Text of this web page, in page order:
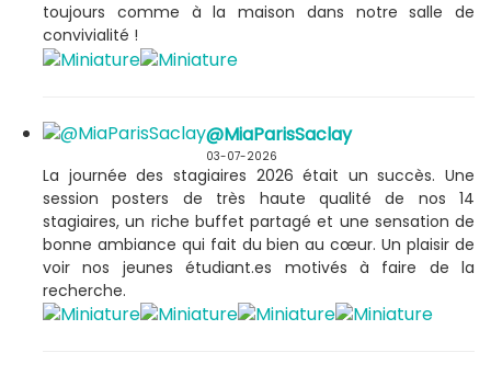
toujours comme à la maison dans notre salle de
convivialité !
@MiaParisSaclay
03-07-2026
La journée des stagiaires 2026 était un succès. Une
session posters de très haute qualité de nos 14
stagiaires, un riche buffet partagé et une sensation de
bonne ambiance qui fait du bien au cœur. Un plaisir de
voir nos jeunes étudiant.es motivés à faire de la
recherche.